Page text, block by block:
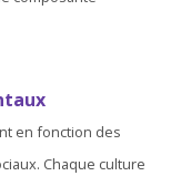
en fonction des
Chaque culture